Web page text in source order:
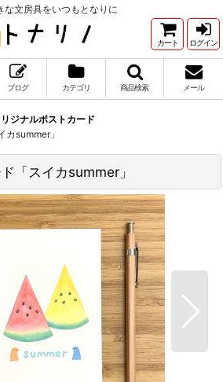
な文房具をいつもとなりに
カート ログイン
ブログ カテゴリ 商品検索 メール
ジナルポストカード
カsummer」
「スイカsummer」